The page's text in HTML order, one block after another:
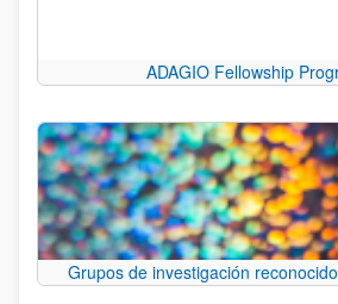
ADAGIO Fellowship
Grupos de investigación